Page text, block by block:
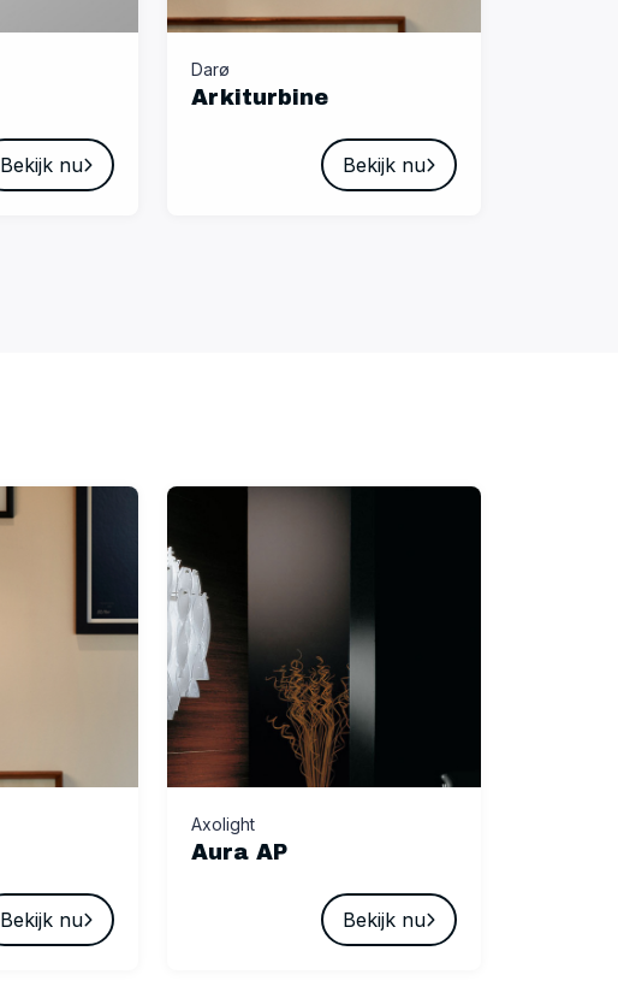
Bekijk nu
Darø
Arkiturbine
Bekijk nu
Bekijk nu
Axolight
Aura AP
Bekijk nu